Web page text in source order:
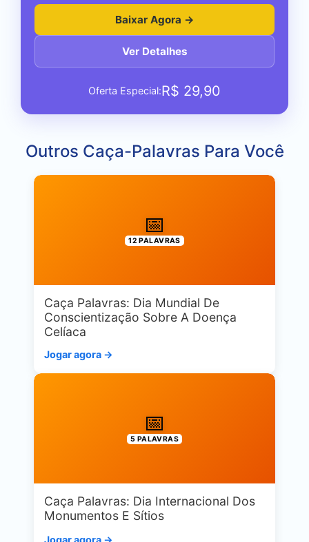
Baixar Agora →
Ver Detalhes
Oferta Especial:R$ 29,90
Outros Caça-Palavras Para Você
📅
12 PALAVRAS
Caça Palavras: Dia Mundial De
Conscientização Sobre A Doença
Celíaca
Jogar agora →
📅
5 PALAVRAS
Caça Palavras: Dia Internacional Dos
Monumentos E Sítios
Jogar agora →